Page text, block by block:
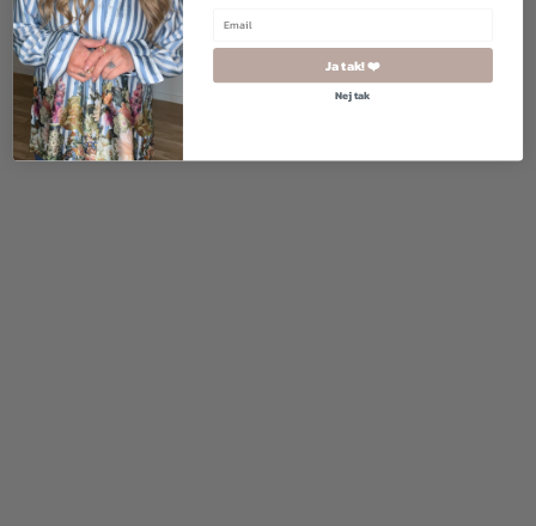
Ja tak! ❤️
Nej tak